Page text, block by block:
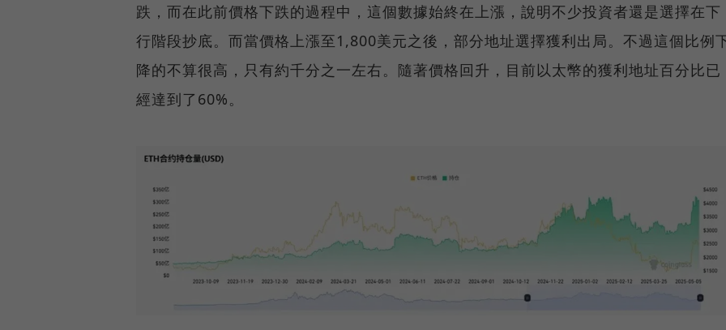
跌，而在此前價格下跌的過程中，這個數據始終在上漲，說明不少投資者還是選擇在下
行階段抄底。而當價格上漲至1,800美元之後，部分地址選擇獲利出局。不過這個比例
降的不算很高，只有約千分之一左右。隨著價格回升，目前以太幣的獲利地址百分比已
經達到了60%。